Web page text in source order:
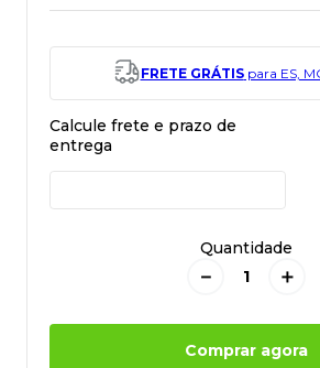
FRETE GRÁTISpara ES,
Quantidade
＋
－
Comprar agora